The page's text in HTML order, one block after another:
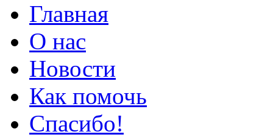
Главная
О нас
Новости
Как помочь
Спасибо!